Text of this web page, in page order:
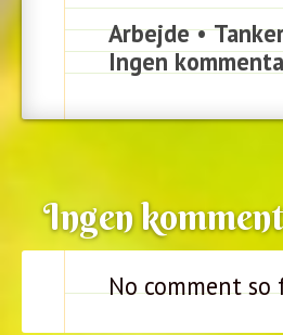
Arbejde•
Ingen
Ingen
No comment so